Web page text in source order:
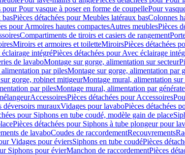
pour Pour vasque à poser en forme de coupellePour
basPièces détachées pour Meubles latéraux basColonnes
pour Armoires hautes compactesAutres meublesPièces
Compartiments de tiroirs et casiers de rangement
Miroirs et armoires et toiletteMiroirsPièces détachées
intégréPièces détachées pour Avec éclairage
de lavaboMontage sur gorge, alimentation sur secteur
par pilesMontage sur gorge, alimentation par
gorge, robinet mitigeurMontage mural, alimentation sur
par pilesMontage mural, alimentation par
AccessoiresPièces détachées pour Accessoires
déversoirs murauxVidages pour lavaboPièces détachées
pour Siphons en tube coudé, modèle gain de place
Pièces détachées pour Siphons à tube plongeur pour
de lavaboCoudes de raccordementRecouvrements
Vidages pour éviersSiphons en tube coudéPièces
Siphons pour évierManchon de raccordementPièces